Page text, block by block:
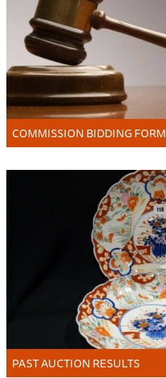
COMMISSION BIDDING FORM
PAST AUCTION RESULTS